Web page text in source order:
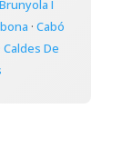
Brunyola I
· Cabó
Caldes De